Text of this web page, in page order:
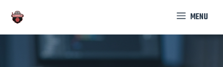
contenu
MENU